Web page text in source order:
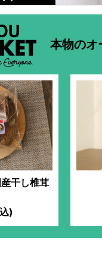
本物のオ
干し椎茸
)